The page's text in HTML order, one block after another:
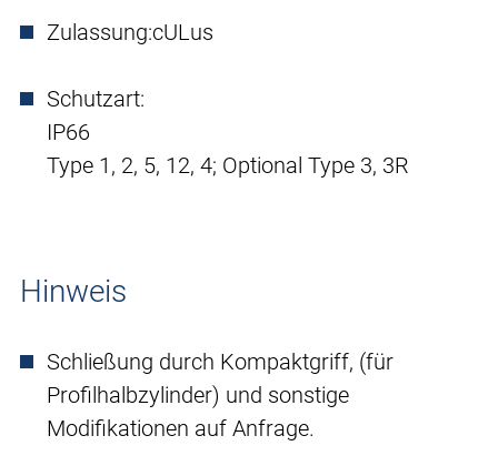
Zulassung:cULus
Schutzart:
IP66
Type 1, 2, 5, 12, 4; Optional Type 3, 3R
Hinweis
Schließung durch Kompaktgriff, (für
Profilhalbzylinder) und sonstige
Modifikationen auf Anfrage.